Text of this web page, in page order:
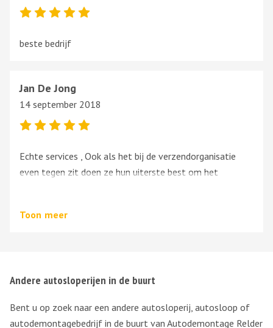
beste bedrijf
Jan De Jong
14 september 2018
Echte services , Ook als het bij de verzendorganisatie
even tegen zit doen ze hun uiterste best om het
Toon meer
Andere autosloperijen in de buurt
Bent u op zoek naar een andere autosloperij, autosloop of
autodemontagebedrijf in de buurt van Autodemontage Relder